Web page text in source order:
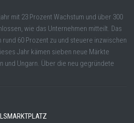
mit 23 Prozent Wachstum und über 300
wie das Unternehmen mitteilt. Das
60 Prozent zu und steuere inzwischen
Jahr kämen sieben neue Märkte
und Ungarn. Über die neu gegründete